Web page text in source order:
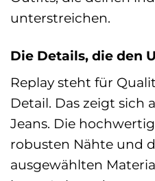
unterstreichen.
Die Details, die den
Replay steht für
Detail. Das zeigt sich
Jeans. Die
robusten Nähte und
ausgewählten